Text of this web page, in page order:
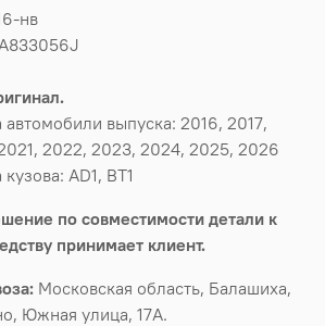
нв
выпуска: 2016, 2017,
2022, 2023, 2024, 2025, 2026
AD1, BT1
по совместимости детали к
принимает клиент.
Московская область, Балашиха,
Южная улица, 17А.